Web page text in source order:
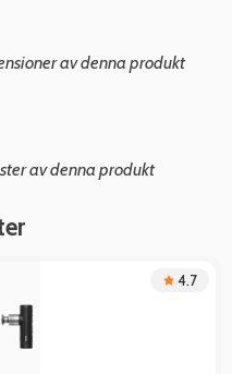
av denna produkt
av denna produkt
4.7